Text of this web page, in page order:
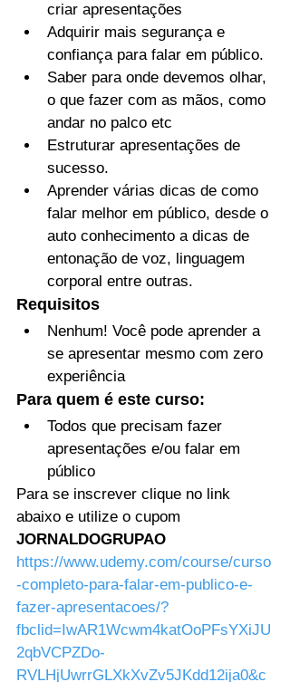
criar apresentações
Adquirir mais segurança e
confiança para falar em público.
Saber para onde devemos olhar,
o que fazer com as mãos, como
andar no palco etc
Estruturar apresentações de
sucesso.
Aprender várias dicas de como
falar melhor em público, desde o
auto conhecimento a dicas de
entonação de voz, linguagem
corporal entre outras.
Requisitos
Nenhum! Você pode aprender a
se apresentar mesmo com zero
experiência
Para quem é este curso:
Todos que precisam fazer
apresentações e/ou falar em
público
Para se inscrever clique no link
abaixo e utilize o cupom
JORNALDOGRUPAO
https://www.udemy.com/course/curso
-completo-para-falar-em-publico-e-
fazer-apresentacoes/?
fbclid=IwAR1Wcwm4katOoPFsYXiJU
2qbVCPZDo-
RVLHjUwrrGLXkXvZv5JKdd12ija0&c